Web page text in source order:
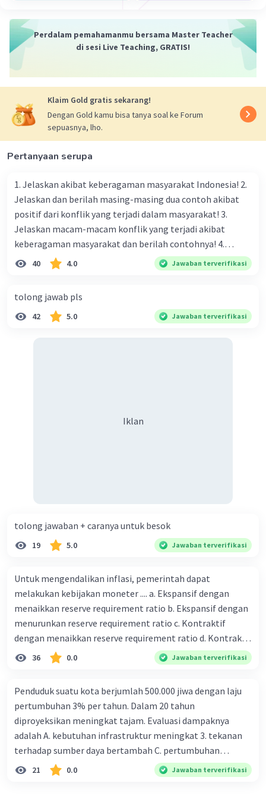
Perdalam pemahamanmu bersama Master Teacher
di sesi Live Teaching, GRATIS!
Klaim Gold gratis sekarang!
Dengan Gold kamu bisa tanya soal ke Forum
sepuasnya, lho.
Pertanyaan serupa
1. Jelaskan akibat keberagaman masyarakat Indonesia! 2.
Jelaskan dan berilah masing-masing dua contoh akibat
positif dari konflik yang terjadi dalam masyarakat! 3.
Jelaskan macam-macam konflik yang terjadi akibat
keberagaman masyarakat dan berilah contohnya! 4.
Mengapa dalam masyarakat yang memiliki keberagaman
bahasa, dan budaya. Berdasarkan pernyataan tersebut,
apa yang dapat kalian lakukan untuk menjaga
40 4.0 Jawaban terverifikasi
tolong jawab pls
42 5.0 Jawaban terverifikasi
Iklan
tolong jawaban + caranya untuk besok
19 5.0 Jawaban terverifikasi
Untuk mengendalikan inflasi, pemerintah dapat
melakukan kebijakan moneter .... a. Ekspansif dengan
menaikkan reserve requirement ratio b. Ekspansif dengan
menurunkan reserve requirement ratio c. Kontraktif
dengan menaikkan reserve requirement ratio d. Kontraktif
dengan menurunkan reserve requirement ratio e.
Ekspansif dengan menaikkan tingkat diskonto Bila Bank
ceteris paribus maka .... a. Menimbulkan inflasi di mana
bentuk kurva jumlah uang beredar (penawaran uang) naik
dari kiri bawah ke kanan atas b. Menimbulkan deflasi di
mana bentuk kurva jumlah uang beredar (penawaran
uang) naik dari kiri bawah ke kanan atas c. Tingkat bunga
meningkat di mana bentuk kurva jumlah uang beredar
36 0.0 Jawaban terverifikasi
Penduduk suatu kota berjumlah 500.000 jiwa dengan laju
pertumbuhan 3% per tahun. Dalam 20 tahun
diproyeksikan meningkat tajam. Evaluasi dampaknya
adalah A. kebutuhan infrastruktur meningkat 3. tekanan
terhadap sumber daya bertambah C. pertumbuhan
eksponensial berdampak jangka panjang D. tidak
memengaruhi tata ruang E. proyeksi penduduk penting
21 0.0 Jawaban terverifikasi